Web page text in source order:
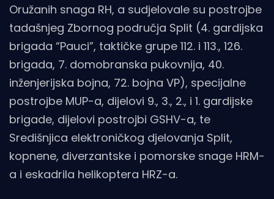
Oružanih snaga RH, a sudjelovale su postrojbe
tadašnjeg Zbornog područja Split (4. gardijska
brigada “Pauci”, taktičke grupe 112. i 113., 126.
brigada, 7. domobranska pukovnija, 40.
inženjerijska bojna, 72. bojna VP), specijalne
postrojbe MUP-a, dijelovi 9., 3., 2., i 1. gardijske
brigade, dijelovi postrojbi GSHV-a, te
Središnjica elektroničkog djelovanja Split,
kopnene, diverzantske i pomorske snage HRM-
a i eskadrila helikoptera HRZ-a.